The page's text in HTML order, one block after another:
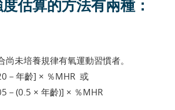
估算的方法有兩種：
尚未培養規律有氧運動習慣者。
－年齡] × ％MHR 或
－(0.5 × 年齡)] × ％MHR